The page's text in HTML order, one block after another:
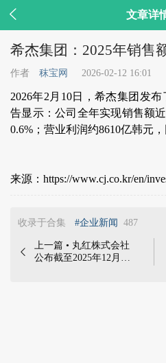
 文章详
希杰集团：2025年销售
作者 秣宝网 2026-02-12 16:01
2026年2月10日，希杰集团发
告显示：公司全年实现销售额
0.6%；营业利润约8610亿韩元
来源：https://www.cj.co.kr/en/
收录于合集 #企业新闻 487

上一篇 • 丸红株式会社
公布截至2025年12月31